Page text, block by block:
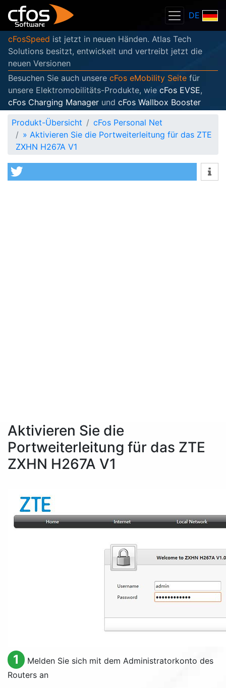
DE
cFosSpeed ist jetzt in neuen Händen. Atlas Tech
Solutions besitzt, entwickelt und vertreibt jetzt die
neuen Versionen
Besuchen Sie auch unsere cFos eMobility Seite für
unsere Elektromobilitäts-Produkte, wie cFos EVSE,
cFos Charging Manager und cFos Wallbox Booster
Produkt-Übersicht
cFos Personal Net
» Aktivieren Sie die Portweiterleitung für das ZTE
ZXHN H267A V1
Aktivieren Sie die
Portweiterleitung für das ZTE
ZXHN H267A V1
1
Melden Sie sich mit dem Administratorkonto des
Routers an